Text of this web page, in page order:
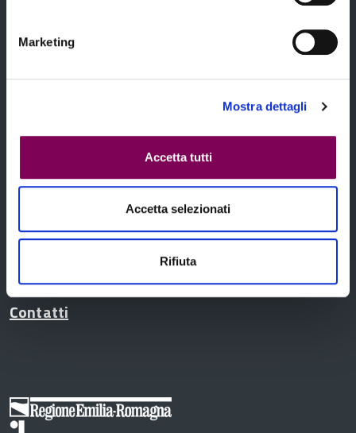
Marketing
Mostra dettagli
Accetta tutti
Accetta selezionati
Rifiuta
Contatti